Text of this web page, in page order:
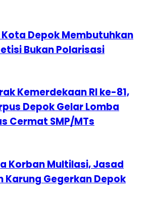
Depok Membutuhkan
Bukan Polarisasi
Kemerdekaan RI ke-81,
Depok Gelar Lomba
Cermat SMP/MTs
Korban Multilasi, Jasad
Karung Gegerkan Depok